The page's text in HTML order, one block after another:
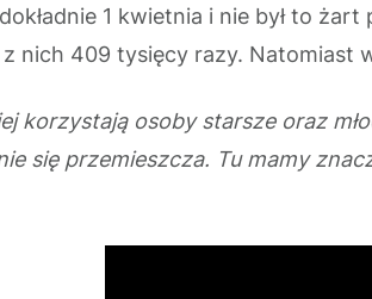
1 kwietnia i nie był to
nich 409 tysięcy razy. Natomiast
korzystają osoby starsze oraz
się przemieszcza. Tu mamy